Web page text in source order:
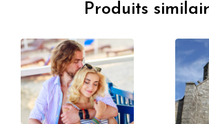
Produits